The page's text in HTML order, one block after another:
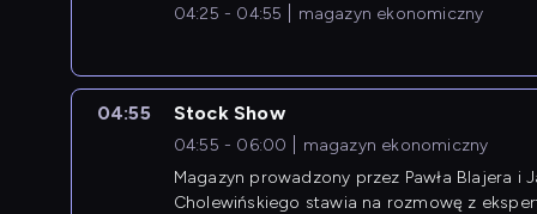
04:25 - 04:55 magazyn ekonomiczny
04:55 Stock Show
04:55 - 06:00
magazyn ekonomiczny
Magazyn prowadzony przez Pawła Blajera i
Cholewińskiego stawia na rozmowę z